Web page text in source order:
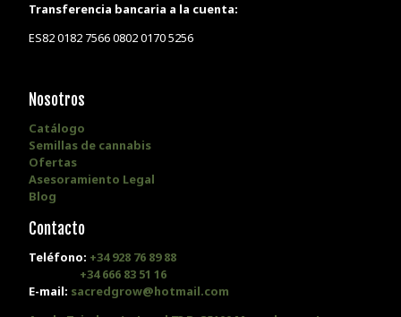
Transferencia bancaria a la cuenta:
ES82 0182 7566 0802 0170 5256
Nosotros
Catálogo
Semillas de cannabis
Ofertas
Asesoramiento Legal
Blog
Contacto
Teléfono: +34 928 76 89 88
+34 666 83 51 16
E-mail: sacredgrow@hotmail.com